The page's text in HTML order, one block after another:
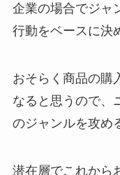
企業の場合でジャ
行動をベースに決
おそらく商品の購
なると思うので、
のジャンルを攻め
潜在層でこれから